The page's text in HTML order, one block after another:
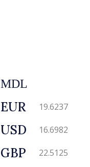
MDL
EUR 19.6237
USD 16.6982
GBP 22.5125